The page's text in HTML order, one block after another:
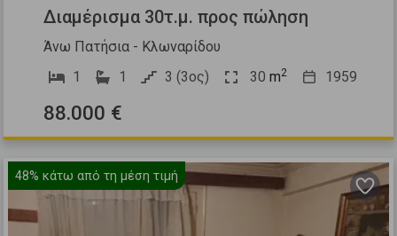
Διαμέρισμα 30τ.μ. προς πώληση
Άνω Πατήσια - Κλωναρίδου
1
1 3 (3ος) 30 m2 1959
88.000 €
48% κάτω από τη μέση τιμή